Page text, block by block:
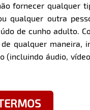
fornecer qualquer
qualquer outra
de cunho adulto.
qualquer maneira,
(incluindo áudio,